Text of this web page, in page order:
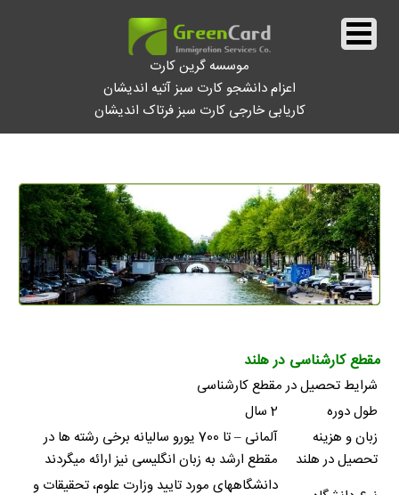
موسسه گرین کارت
اعزام دانشجو کارت سبز آتیه اندیشان
کاریابی خارجی کارت سبز فرتاک اندیشان
||تحصیل در هلند||
مقطع کارشناسی در هلند
شرایط تحصیل در مقطع کارشناسی
2 سال
طول دوره
آلمانی – تا 700 یورو سالیانه برخی رشته ها در
مقطع ارشد به زبان انگلیسی نیز ارائه میگردند
زبان و هزینه
تحصیل در هلند
دانشگاههای مورد تایید وزارت علوم، تحقیقات و